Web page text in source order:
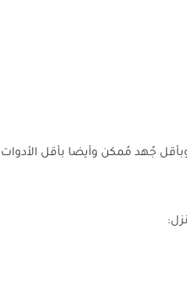
جُهد مُمكن وأيضا بأقل